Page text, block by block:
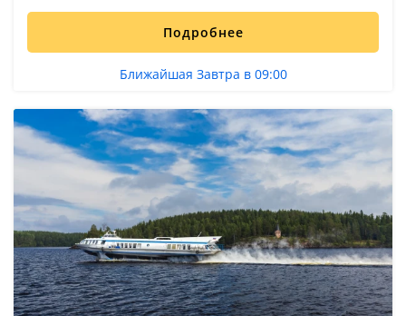
Подробнее
Ближайшая Завтра в 09:00